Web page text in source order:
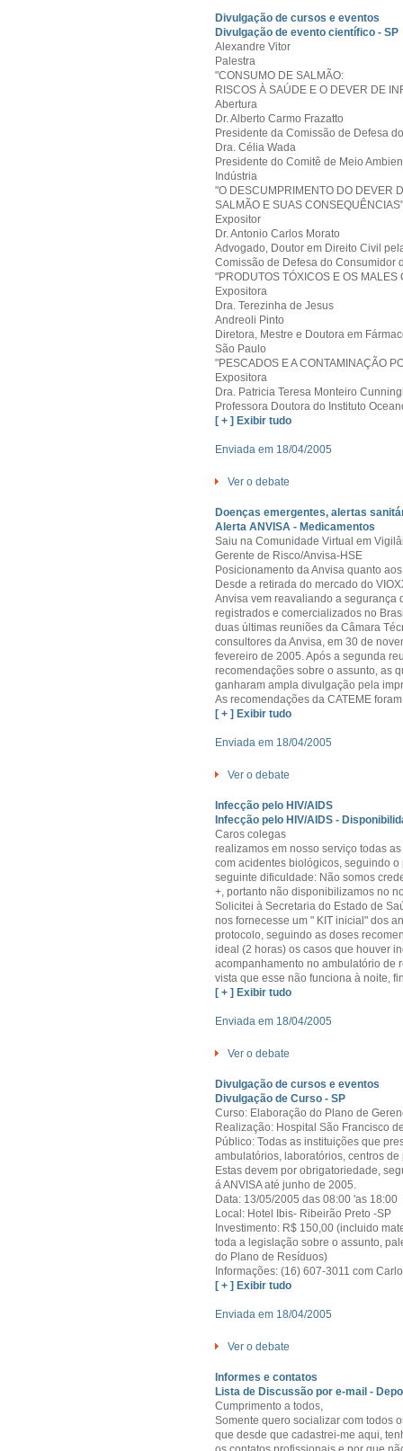
Divulgação de cursos e eventos
Divulgação de evento científico - SP
Alexandre Vitor
Palestra
"CONSUMO DE SALMÃO:
RISCOS À SAÚDE E O DEVER DE
Abertura
Dr. Alberto Carmo Frazatto
Presidente da Comissão de Defesa
Dra. Célia Wada
Presidente do Comitê de Meio
Indústria
"O DESCUMPRIMENTO DO DEVER
SALMÃO E SUAS CONSEQUÊNCIAS"
Expositor
Dr. Antonio Carlos Morato
Advogado, Doutor em Direito Civil
Comissão de Defesa do Consumidor
"PRODUTOS TÓXICOS E OS
Expositora
Dra. Terezinha de Jesus
Andreoli Pinto
Diretora, Mestre e Doutora em
São Paulo
"PESCADOS E A CONTAMINAÇÃO
Expositora
Dra. Patricia Teresa Monteiro
Professora Doutora do Instituto
[ + ] Exibir tudo
Enviada em 18/04/2005
Ver o debate
Doenças emergentes, alertas
Alerta ANVISA - Medicamentos
Saiu na Comunidade Virtual em
Gerente de Risco/Anvisa-HSE
Posicionamento da Anvisa quanto
Desde a retirada do mercado do
Anvisa vem reavaliando a segurança
registrados e comercializados no
duas últimas reuniões da Câmara
consultores da Anvisa, em 30 de
fevereiro de 2005. Após a segunda
recomendações sobre o assunto, as
ganharam ampla divulgação pela
As recomendações da CATEME
[ + ] Exibir tudo
Enviada em 18/04/2005
Ver o debate
Infecção pelo HIV/AIDS
Infecção pelo HIV/AIDS -
Caros colegas
realizamos em nosso serviço todas
com acidentes biológicos, seguindo
seguinte dificuldade: Não somos
+, portanto não disponibilizamos no
Solicitei à Secretaria do Estado de
nos fornecesse um " KIT inicial" dos
protocolo, seguindo as doses
ideal (2 horas) os casos que houver
acompanhamento no ambulatório de
vista que esse não funciona à noite,
[ + ] Exibir tudo
Enviada em 18/04/2005
Ver o debate
Divulgação de cursos e eventos
Divulgação de Curso - SP
Curso: Elaboração do Plano de
Realização: Hospital São Francisco
Público: Todas as instituições que
ambulatórios, laboratórios, centros
Estas devem por obrigatoriedade,
á ANVISA até junho de 2005.
Data: 13/05/2005 das 08:00 'as 18:00
Local: Hotel Ibis- Ribeirão Preto -SP
Investimento: R$ 150,00 (incluido
toda a legislação sobre o assunto,
do Plano de Resíduos)
Informações: (16) 607-3011 com
[ + ] Exibir tudo
Enviada em 18/04/2005
Ver o debate
Informes e contatos
Lista de Discussão por e-mail -
Cumprimento a todos,
Somente quero socializar com todos
que desde que cadastrei-me aqui,